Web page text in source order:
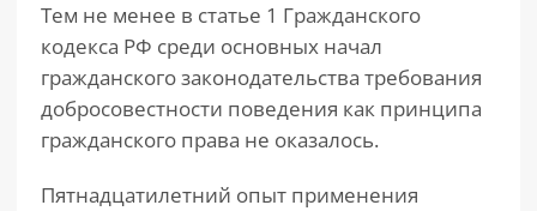
Тем не менее в статье 1 Гражданского
кодекса РФ среди основных начал
гражданского законодательства требования
добросовестности поведения как принципа
гражданского права не оказалось.
Пятнадцатилетний опыт применения